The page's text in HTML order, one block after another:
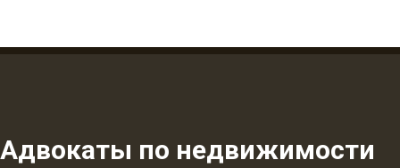
Адвокаты по недвижимости